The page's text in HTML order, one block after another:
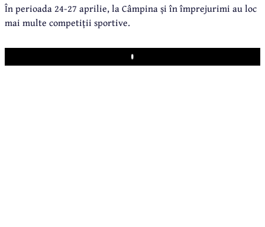
În perioada 24-27 aprilie, la Câmpina și în împrejurimi au loc
mai multe competiții sportive.
Play